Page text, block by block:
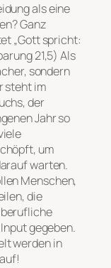
als eine
Ganz
„Gott spricht:
21,5) Als
sondern
steht im
der
Jahr so
um
warten.
Menschen,
die
gegeben.
werden in